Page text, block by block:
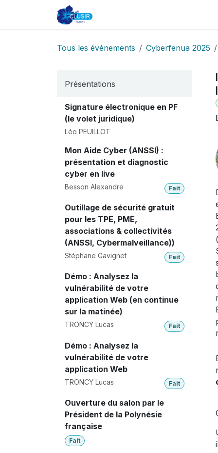
Se rendre au contenu
Tous les événements Cyberfenua 2025
Présentations
Signature électronique en PF
(le volet juridique)
Léo PEUILLOT
Mon Aide Cyber (ANSSI) :
présentation et diagnostic
cyber en live
Besson Alexandre Fait
Outillage de sécurité gratuit
pour les TPE, PME,
associations & collectivités
(ANSSI, Cybermalveillance))
Stéphane Gavignet Fait
Démo : Analysez la
vulnérabilité de votre
application Web (en continue
sur la matinée)
TRONCY Lucas Fait
Démo : Analysez la
vulnérabilité de votre
application Web
TRONCY Lucas Fait
Ouverture du salon par le
Président de la Polynésie
française
Fait